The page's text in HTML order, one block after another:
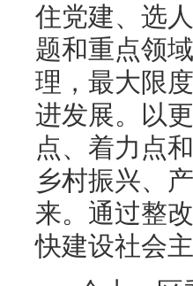
住党建、选
题和重点领
理，最大限
进发展。以
点、着力点
乡村振兴、
来。通过整
快建设社会